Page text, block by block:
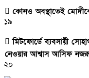
কোনও অবস্থাতেই
১৯
মিটফোর্ডে ব্যবসায়ী
নেওয়ার আশ্বাস আসিফ
২০